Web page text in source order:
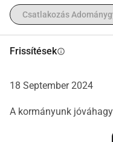
Csatlakozás
Frissítésekinfo
18 September 2024
A kormányunk